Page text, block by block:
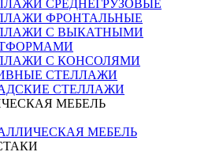
СРЕДНЕГРУЗОВЫЕ
ФРОНТАЛЬНЫЕ
С ВЫКАТНЫМИ
С КОНСОЛЯМИ
СТЕЛЛАЖИ
СТЕЛЛАЖИ
МЕБЕЛЬ
МЕБЕЛЬ